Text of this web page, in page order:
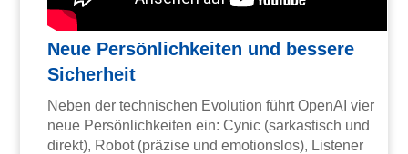
Neue Persönlichkeiten und bessere
Sicherheit
Neben der technischen Evolution führt OpenAI vier
neue Persönlichkeiten ein: Cynic (sarkastisch und
direkt), Robot (präzise und emotionslos), Listener